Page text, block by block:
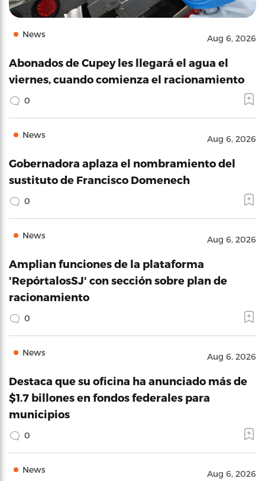
News Aug 6, 2026
Abonados de Cupey les llegará el agua el
viernes, cuando comienza el racionamiento
0
News Aug 6, 2026
Gobernadora aplaza el nombramiento del
sustituto de Francisco Domenech
0
News Aug 6, 2026
Amplian funciones de la plataforma
'RepórtalosSJ' con sección sobre plan de
racionamiento
0
News Aug 6, 2026
Destaca que su oficina ha anunciado más de
$1.7 billones en fondos federales para
municipios
0
News Aug 6, 2026